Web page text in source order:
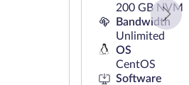
200 GB NVMe
Bandwidth
Unlimited
OS
CentOS
Software